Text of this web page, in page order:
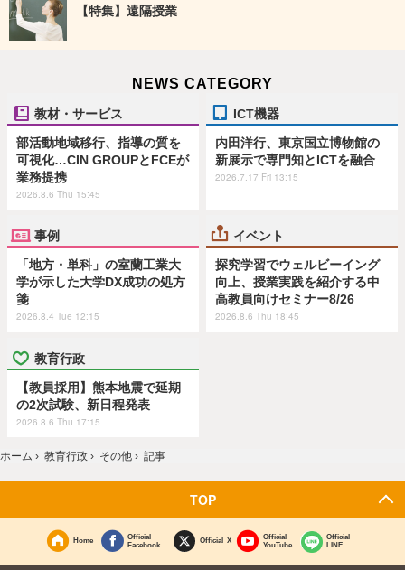
【特集】遠隔授業
NEWS CATEGORY
教材・サービス
部活動地域移行、指導の質を
可視化…CIN GROUPとFCEが
業務提携
2026.8.6 Thu 15:45
ICT機器
内田洋行、東京国立博物館の
新展示で専門知とICTを融合
2026.7.17 Fri 13:15
事例
「地方・単科」の室蘭工業大
学が示した大学DX成功の処方
箋
2026.8.4 Tue 12:15
イベント
探究学習でウェルビーイング
向上、授業実践を紹介する中
高教員向けセミナー8/26
2026.8.6 Thu 18:45
教育行政
【教員採用】熊本地震で延期
の2次試験、新日程発表
2026.8.6 Thu 17:15
ホーム › 教育行政 › その他 › 記事
TOP
Home
Official
Facebook
Official X
Official
YouTube
Official
LINE